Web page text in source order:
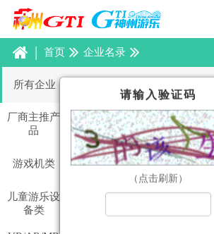
| 首页 企业名录
所有企业
厂商主推产
品
游戏机类
儿童游乐设
备类
人气：
请输入验证码
（点击刷新）